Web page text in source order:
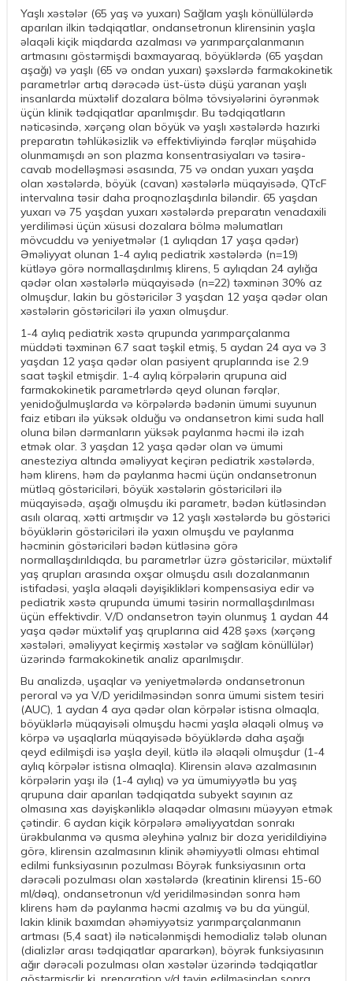
Yaşlı xəstələr (65 yaş və yuxarı) Sağlam yaşlı könüllülərdə
aparılan ilkin tədqiqatlar, ondansetronun klirensinin yaşla
əlaqəli kiçik miqdarda azalması və yarımparçalanmanın
artmasını göstərmişdi baxmayaraq, böyüklərdə (65 yaşdan
aşağı) və yaşlı (65 və ondan yuxarı) şəxslərdə farmakokinetik
parametrlər artıq dərəcədə üst-üstə düşü yaranan yaşlı
insanlarda müxtəlif dozalara bölmə tövsiyələrini öyrənmək
üçün klinik tədqiqatlar aparılmışdır. Bu tədqiqatların
nəticəsində, xərçəng olan böyük və yaşlı xəstələrdə hazırki
preparatın təhlükəsizlik və effektivliyində fərqlər müşahidə
olunmamışdı ən son plazma konsentrasiyaları və təsirǝ-
cavab modelləşməsi əsasında, 75 və ondan yuxarı yaşda
olan xəstələrdə, böyük (cavan) xəstələrlə müqayisədə, QTcF
intervalına təsir daha proqnozlaşdırıla biləndir. 65 yaşdan
yuxarı və 75 yaşdan yuxarı xəstələrdə preparatın venadaxili
yerdiliməsi üçün xüsusi dozalara bölmə məlumatları
mövcuddu və yeniyetmələr (1 aylıqdan 17 yaşa qədər)
Əməliyyat olunan 1-4 aylıq pediatrik xəstələrdə (n=19)
kütləyə görə normallaşdırılmış klirens, 5 aylıqdan 24 aylığa
qədər olan xəstələrlə müqayisədə (n=22) təxminən 30% az
olmuşdur, lakin bu göstəricilər 3 yaşdan 12 yaşa qədər olan
xəstələrin göstəriciləri ilə yaxın olmuşdur.
1-4 aylıq pediatrik xəstə qrupunda yarımparçalanma
müddəti təxminən 6.7 saat təşkil etmiş, 5 aydan 24 aya və 3
yaşdan 12 yaşa qədər olan pasiyent qruplarında ise 2.9
saat təşkil etmişdir. 1-4 aylıq körpələrin qrupuna aid
farmakokinetik parametrlərdə qeyd olunan fərqlər,
yenidoğulmuşlarda və körpələrdə bədənin ümumi suyunun
faiz etibarı ilə yüksək olduğu və ondansetron kimi suda hall
oluna bilən dərmanların yüksək paylanma həcmi ilə izah
etmək olar. 3 yaşdan 12 yaşa qədər olan və ümumi
anesteziya altında əməliyyat keçirən pediatrik xəstələrdə,
həm klirens, həm də paylanma həcmi üçün ondansetronun
mütləq göstəriciləri, böyük xəstələrin göstəriciləri ilə
müqayisədə, aşağı olmuşdu iki parametr, bədən kütləsindən
asılı olaraq, xətti artmışdır və 12 yaşlı xəstələrdə bu göstərici
böyüklərin göstəriciləri ilə yaxın olmuşdu ve paylanma
həcminin göstəriciləri bədən kütləsinə görə
normallaşdırıldıqda, bu parametrlər üzrə göstəricilər, müxtəlif
yaş qrupları arasında oxşar olmuşdu asılı dozalanmanın
istifadəsi, yaşla əlaqəli dəyişiklikləri kompensasiya edir və
pediatrik xəstə qrupunda ümumi təsirin normallaşdırılması
üçün effektivdir. V/D ondansetron təyin olunmuş 1 aydan 44
yaşa qədər müxtəlif yaş qruplarına aid 428 şəxs (xərçəng
xəstələri, əməliyyat keçirmiş xəstələr və sağlam könüllülər)
üzərində farmakokinetik analiz aparılmışdır.
Bu analizdə, uşaqlar və yeniyetmələrdə ondansetronun
peroral və ya V/D yeridilməsindən sonra ümumi sistem tesiri
(AUC), 1 aydan 4 aya qədər olan körpələr istisna olmaqla,
böyüklərlə müqayisəli olmuşdu həcmi yaşla əlaqəli olmuş və
körpə və uşaqlarla müqayisədə böyüklərdə daha aşağı
qeyd edilmişdi isə yaşla deyil, kütlə ilə əlaqəli olmuşdur (1-4
aylıq körpələr istisna olmaqla). Klirensin əlavə azalmasının
körpələrin yaşı ilə (1-4 aylıq) və ya ümumiyyətlə bu yaş
qrupuna dair aparılan tədqiqatda subyekt sayının az
olmasına xas dəyişkənliklə əlaqədar olmasını müəyyən etmək
çətindir. 6 aydan kiçik körpələrə əməliyyatdan sonrakı
ürəkbulanma və qusma əleyhinə yalnız bir doza yeridildiyinə
görə, klirensin azalmasının klinik əhəmiyyətli olması ehtimal
edilmi funksiyasının pozulması Böyrək funksiyasının orta
dərəcəli pozulması olan xəstələrdə (kreatinin klirensi 15-60
ml/dǝq), ondansetronun v/d yeridilməsindən sonra həm
klirens həm də paylanma həcmi azalmış və bu da yüngül,
lakin klinik baxımdan əhəmiyyətsiz yarımparçalanmanın
artması (5,4 saat) ilə nəticələnmişdi hemodializ tələb olunan
(dializlər arası tədqiqatlar apararkən), böyrək funksiyasının
ağır dərəcəli pozulması olan xəstələr üzərində tədqiqatlar